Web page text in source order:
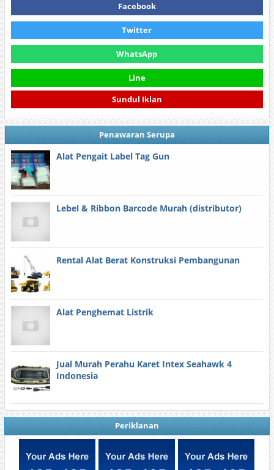
Facebook
Twitter
WhatsApp
Line
Sundul Iklan
Penawaran Serupa
Alat Pengait Label Tag Gun
Lebel & Ribbon Barcode Murah (distributor)
Rental Alat Berat Konstruksi Pembangunan
Alat Penghemat Listrik
Jual Murah Perahu Karet Intex Seahawk 4
Indonesia
Periklanan